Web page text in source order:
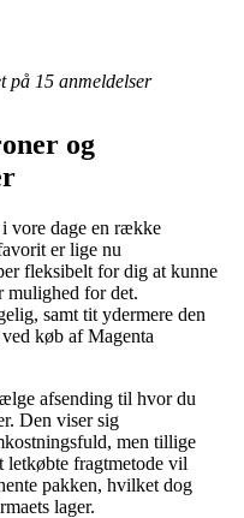
på 15 anmeldelser
og
vore dage en række
er lige nu
fleksibelt for dig at kunne
mulighed for det.
samt tit ydermere den
køb af Magenta
afsending til hvor du
Den viser sig
men tillige
letkøbte fragtmetode vil
pakken, hvilket dog
lager.